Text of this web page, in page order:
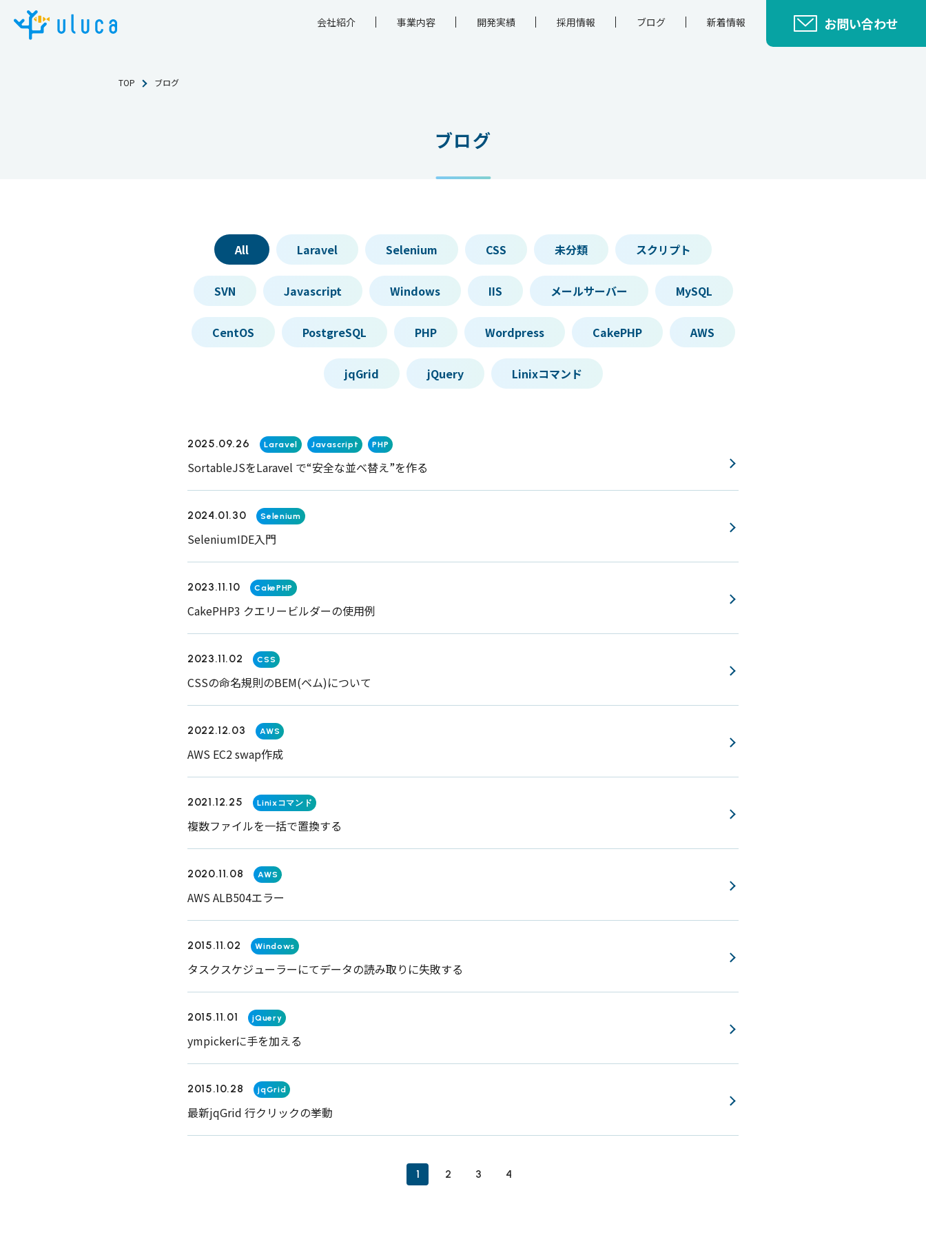
会社紹介 事業内容 開発実績 採用情報 ブログ 新着情報 お問い合わせ
TOP ブログ
ブログ
All Laravel Selenium CSS 未分類 スクリプト
SVN Javascript Windows IIS メールサーバー MySQL
CentOS PostgreSQL PHP Wordpress CakePHP AWS
jqGrid jQuery Linixコマンド
2025.09.26 Laravel Javascript PHP
SortableJSをLaravel で“安全な並べ替え”を作る
2024.01.30 Selenium
SeleniumIDE入門
2023.11.10 CakePHP
CakePHP3 クエリービルダーの使用例
2023.11.02 CSS
CSSの命名規則のBEM(ベム)について
2022.12.03 AWS
AWS EC2 swap作成
2021.12.25 Linixコマンド
複数ファイルを一括で置換する
2020.11.08 AWS
AWS ALB504エラー
2015.11.02 Windows
タスクスケジューラーにてデータの読み取りに失敗する
2015.11.01 jQuery
ympickerに手を加える
2015.10.28 jqGrid
最新jqGrid 行クリックの挙動
1 2 3 4